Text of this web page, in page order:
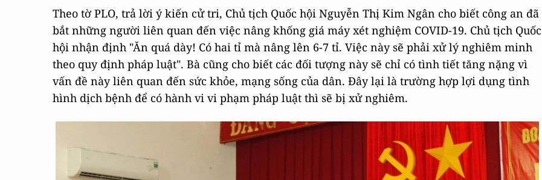
Theo tờ PLO, trả lời ý kiến cử tri, Chủ tịch Quốc hội Nguyễn Thị Kim Ngân cho biết công an đã
bắt những người liên quan đến việc nâng khống giá máy xét nghiệm COVID-19. Chủ tịch Quốc
hội nhận định "Ăn quá dày! Có hai tỉ mà nâng lên 6-7 tỉ. Việc này sẽ phải xử lý nghiêm minh
theo quy định pháp luật". Bà cũng cho biết các đối tượng này sẽ chỉ có tình tiết tăng nặng vì
vấn đề này liên quan đến sức khỏe, mạng sống của dân. Đây lại là trường hợp lợi dụng tình
hình dịch bệnh để có hành vi vi phạm pháp luật thì sẽ bị xử nghiêm.